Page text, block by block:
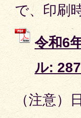
で、印刷
令和6
ル:
（注意）